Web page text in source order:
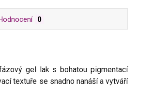
0
gel lak s bohatou pigmentací
textuře se snadno nanáší a vytváří